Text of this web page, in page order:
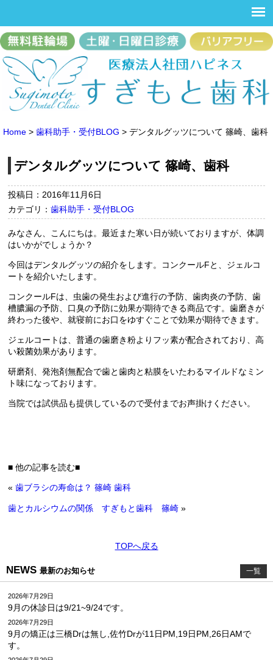
Home > 歯科助手・受付BLOG > デンタルグッツについて 篠崎、歯科
デンタルグッツについて 篠崎、歯科
投稿日：2016年11月6日
カテゴリ：歯科助手・受付BLOG
みなさん、こんにちは。最近また寒い日が続いておりますが、体調
はいかがでしょうか？
今回はデンタルグッツの紹介をします。コンクールFと、ジェルコ
ートを紹介いたします。
コンクールFは、虫歯の発生および進行の予防、歯肉炎の予防、歯
槽膿漏の予防、口臭の予防に効果が期待できる商品です。歯磨きが
終わった後や、就寝前にお口をゆすぐことで効果が期待できます。
ジェルコートは、普通の歯磨き粉よりフッ素が配合されており、高
い殺菌効果があります。
研磨剤、発泡剤無配合で歯と歯肉と粘膜をいたわるマイルドなミン
ト味になっております。
当院では試供品も提供しているので受付までお声掛けください。
■ 他の記事を読む■
«歯ブラシの寿命は？ 篠崎 歯科
歯とカルシウムの関係 すぎもと歯科 篠崎 »
TOPへ戻る
NEWS 最新のお知らせ 一覧
2026年7月29日
9月の休診日は9/21~9/24です。
2026年7月29日
9月の矯正は三橋Drは無し,佐竹Drが11日PM,19日PM,26日AMで
す。